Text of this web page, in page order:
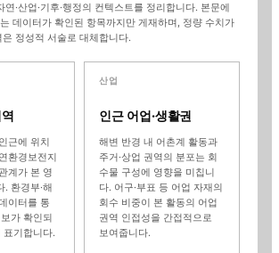
·산업·기후·행정의 컨텍스트를 정리합니다. 본문에
데이터가 확인된 항목까지만 게재하며, 정량 수치가
정성적 서술로 대체합니다.
인근에 위치
환경보전지
계가 본 영
. 환경부·해
이터를 통
가 확인되
표기합니다.
산업
인근 어업·생활권
해변 반경 내 어촌계 활동과
주거·상업 권역의 분포는 회
수물 구성에 영향을 미칩니
다. 어구·부표 등 어업 자재의
회수 비중이 본 활동의 어업
권역 인접성을 간접적으로
보여줍니다.